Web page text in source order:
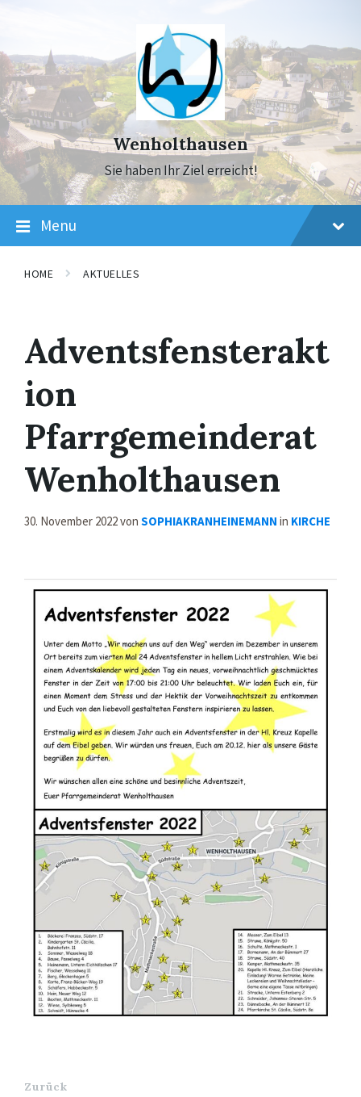
navigation
Wenholthausen
Sie haben Ihr Ziel erreicht!
Menu
HOME AKTUELLES
Adventsfensterakt
ion
Pfarrgemeinderat
Wenholthausen
30. November 2022von SOPHIAKRANHEINEMANN in KIRCHE
Zurück